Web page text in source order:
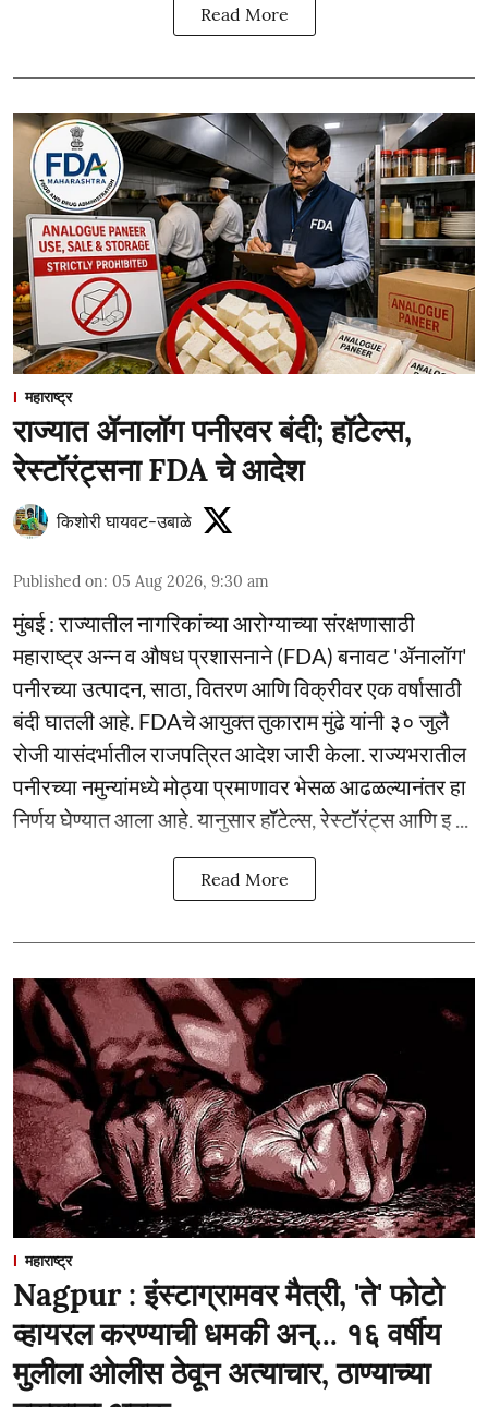
Read More
महाराष्ट्र
राज्यात ॲनालॉग पनीरवर बंदी; हॉटेल्स,
रेस्टॉरंट्सना FDA चे आदेश
किशोरी घायवट-उबाळे
Published on: 05 Aug 2026, 9:30 am
मुंबई : राज्यातील नागरिकांच्या आरोग्याच्या संरक्षणासाठी
महाराष्ट्र अन्न व औषध प्रशासनाने (FDA) बनावट 'ॲनालॉग'
पनीरच्या उत्पादन, साठा, वितरण आणि विक्रीवर एक वर्षासाठी
बंदी घातली आहे. FDAचे आयुक्त तुकाराम मुंढे यांनी ३० जुलै
रोजी यासंदर्भातील राजपत्रित आदेश जारी केला. राज्यभरातील
पनीरच्या नमुन्यांमध्ये मोठ्या प्रमाणावर भेसळ आढळल्यानंतर हा
निर्णय घेण्यात आला आहे. यानुसार हॉटेल्स, रेस्टॉरंट्स आणि इ ...
Read More
महाराष्ट्र
Nagpur : इंस्टाग्रामवर मैत्री, 'ते' फोटो
व्हायरल करण्याची धमकी अन्... १६ वर्षीय
मुलीला ओलीस ठेवून अत्याचार, ठाण्याच्या